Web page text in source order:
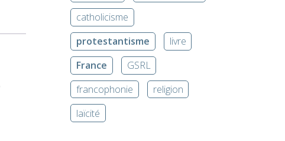
catholicisme
protestantisme
livre
France
GSRL
francophonie
religion
laïcité